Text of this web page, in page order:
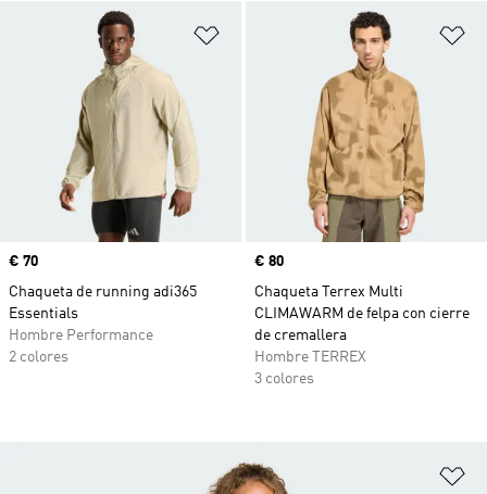
Añadir a la lista de deseos
Precio
€ 70
Chaqueta de running adi365
Essentials
Hombre Performance
2 colores
Precio
€ 80
Chaqueta Terrex Multi
CLIMAWARM de felpa con cierre
de cremallera
Hombre TERREX
3 colores